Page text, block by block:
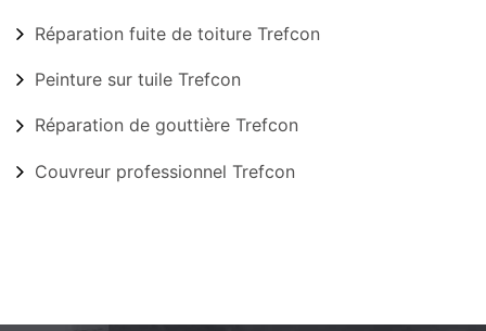
Réparation fuite de toiture Trefcon
Peinture sur tuile Trefcon
Réparation de gouttière Trefcon
Couvreur professionnel Trefcon